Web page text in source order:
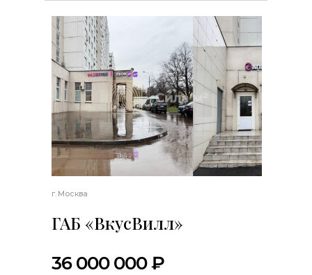
ГАБ «ВкусВилл»
г. Москва
36 000 000 ₽